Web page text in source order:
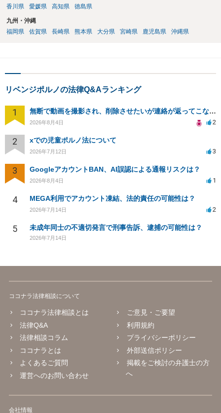
香川県
愛媛県 高知県 徳島県
九州・沖縄
福岡県
佐賀県 長崎県 熊本県 大分県 宮崎県 鹿児島県 沖縄県
リベンジポルノの法律Q&Aランキング
1 無断で動画を撮影され、削除させたいが連絡が返ってこない。
2026年8月4日 2
2 xでの児童ポルノ法について
2026年7月12日 3
3 GoogleアカウントBAN、AI誤認による通報リスクは？
2026年8月4日 1
4 MEGA利用でアカウント凍結、法的責任の可能性は？
2026年7月14日 2
5 未成年同士の不適切発言で刑事告訴、逮捕の可能性は？
2026年7月14日
ココナラ法律相談について
ココナラ法律相談とは
法律Q&A
法律相談コラム
ココナラとは
よくあるご質問
運営へのお問い合わせ
ご意見・ご要望
利用規約
プライバシーポリシー
外部送信ポリシー
掲載をご検討の弁護士の方
へ
会社情報